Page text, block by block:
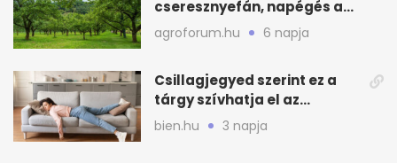
cseresznyefán, napégés a
kajszin: mit tehetsz most?
agroforum.hu 6 napja
Csillagjegyed szerint ez a
tárgy szívhatja el az
otthonod energiáját
bien.hu 3 napja